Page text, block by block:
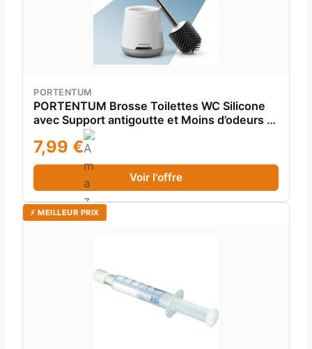
PORTENTUM
PORTENTUM Brosse Toilettes WC Silicone
avec Support antigoutte et Moins d’odeurs –
Brosse WC à tête Courbe et Manche
métallique – Format Compact près des
Toilettes – Accessoire Salle de Bain
7,99 €
Voir l'offre
⚡ MEILLEUR PRIX